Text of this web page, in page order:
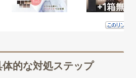
的な対処ステップ